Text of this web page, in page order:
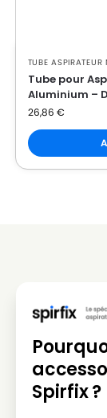
TUBE ASPIRATEUR
Tube pour
Aluminium –
26,86 €
Spirfix ?